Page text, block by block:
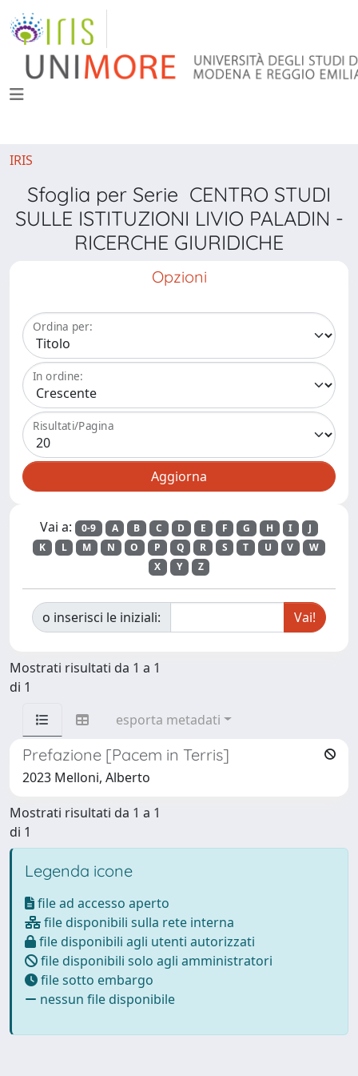
IRIS
Sfoglia per Serie CENTRO STUDI
SULLE ISTITUZIONI LIVIO PALADIN -
RICERCHE GIURIDICHE
Opzioni
Ordina per:
In ordine:
Risultati/Pagina
Vai a: 0-9 A B C D E F G H I
J
K
L M N O P Q R S T U V
W
X
Y Z
o inserisci le iniziali:
Mostrati risultati da 1 a 1
di 1
esporta metadati
Prefazione [Pacem in Terris]
2023 Melloni, Alberto
Mostrati risultati da 1 a 1
di 1
Legenda icone
file ad accesso aperto
file disponibili sulla rete interna
file disponibili agli utenti autorizzati
file disponibili solo agli amministratori
file sotto embargo
nessun file disponibile